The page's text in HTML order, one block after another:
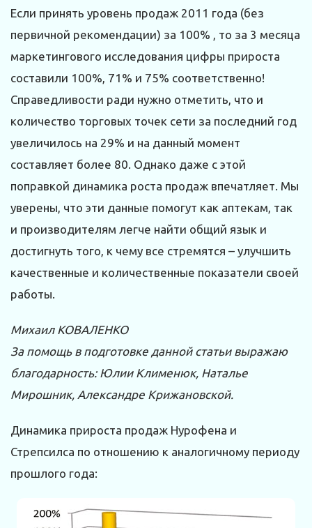
Если принять уровень продаж 2011 года (без
первичной рекомендации) за 100% , то за 3 месяца
маркетингового исследования цифры прироста
составили 100%, 71% и 75% соответственно!
Справедливости ради нужно отметить, что и
количество торговых точек сети за последний год
увеличилось на 29% и на данный момент
составляет более 80. Однако даже с этой
поправкой динамика роста продаж впечатляет. Мы
уверены, что эти данные помогут как аптекам, так
и производителям легче найти общий язык и
достигнуть того, к чему все стремятся – улучшить
качественные и количественные показатели своей
работы.
Михаил КОВАЛЕНКО
За помощь в подготовке данной статьи выражаю
благодарность: Юлии Клименюк, Наталье
Мирошник, Александре Крижановской.
Динамика прироста продаж Нурофена и
Стрепсилса по отношению к аналогичному периоду
прошлого года: